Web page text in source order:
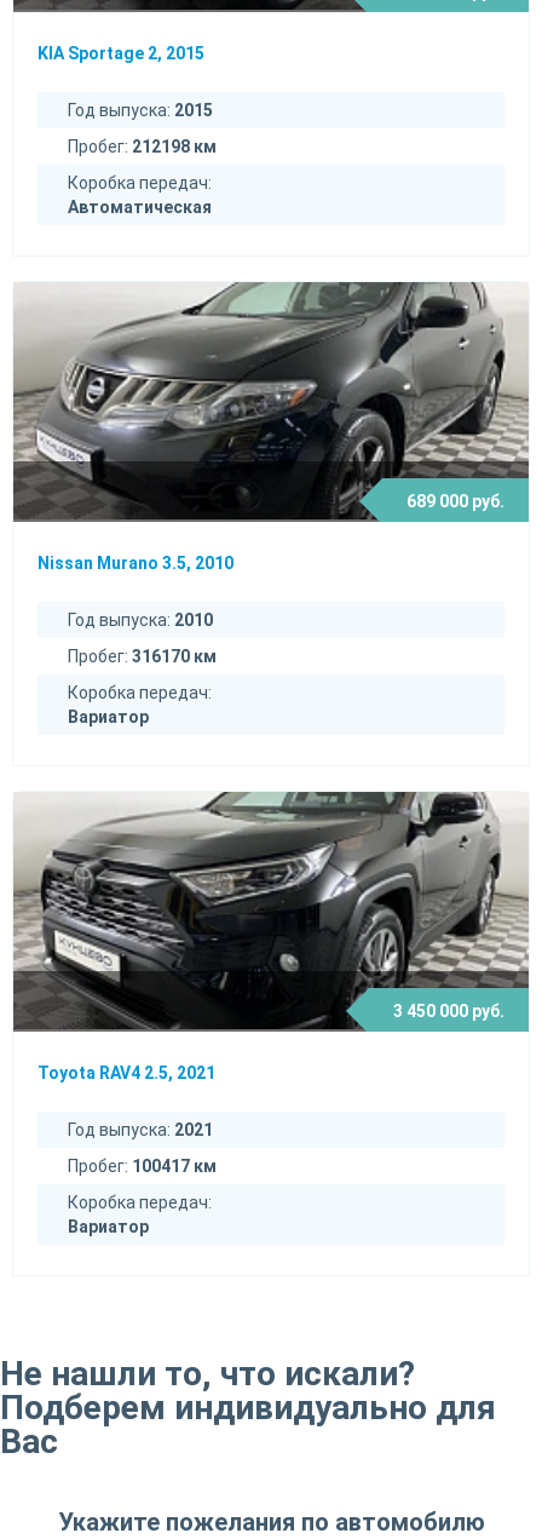
KIA Sportage 2, 2015
Год выпуска: 2015
Пробег: 212198 км
Коробка передач:
Автоматическая
689 000 руб.
Nissan Murano 3.5, 2010
Год выпуска: 2010
Пробег: 316170 км
Коробка передач:
Вариатор
3 450 000 руб.
Toyota RAV4 2.5, 2021
Год выпуска: 2021
Пробег: 100417 км
Коробка передач:
Вариатор
Не нашли то, что искали?
Подберем индивидуально для
Вас
Укажите пожелания по автомобилю